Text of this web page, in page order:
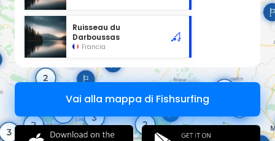
Ruisseau du
Darboussas
Francia
Vai alla mappa di Fishsurfing